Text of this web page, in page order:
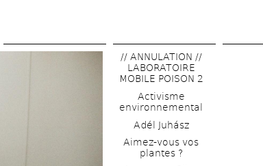
contenu
// ANNULATION //
LABORATOIRE
MOBILE POISON 2
Activisme
environnemental
Adél Juhász
Aimez-vous vos
plantes ?